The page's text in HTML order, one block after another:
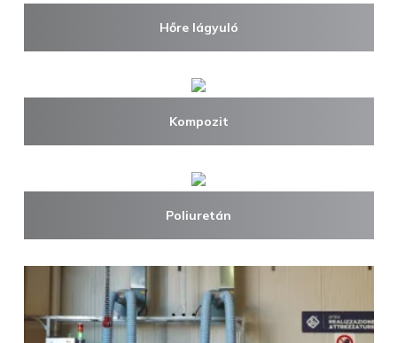
Hőre lágyuló
Kompozit
Poliuretán